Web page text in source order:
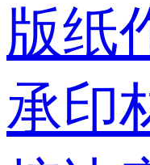
版纸
承印